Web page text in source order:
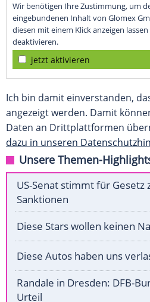
Wir benötigen Ihre Zustimmung, um
eingebundenen Inhalt von Glomex
diesen mit einem Klick anzeigen
deaktivieren.
jetzt aktivieren
Ich bin damit einverstanden,
angezeigt werden. Damit
Daten an Drittplattformen
dazu in unseren
Unsere Themen-
US-Senat stimmt für Gesetz
Sanktionen
Diese Stars wollen keinen
Diese Autos haben uns
Randale in Dresden: DFB-
Urteil